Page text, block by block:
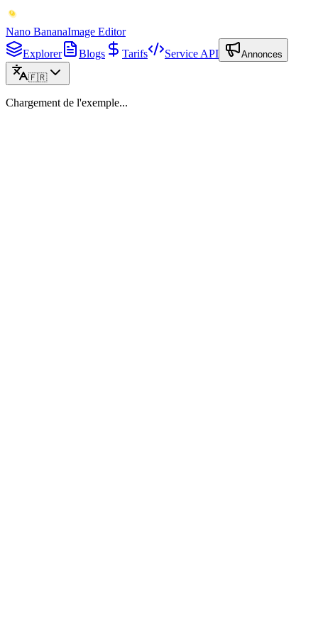
Nano BananaImage Editor
Explorer
Blogs Tarifs Service API Annonces
🇫🇷
Chargement de l'exemple...